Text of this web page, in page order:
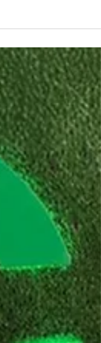
academia y
frente a la gestión
representación de la
especialista de
enfocado en economía
miradas, facilitando el
y promoviendo